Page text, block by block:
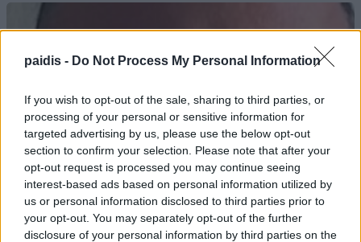
paidis - Do Not Process My Personal Information
If you wish to opt-out of the sale, sharing to third parties, or
processing of your personal or sensitive information for
targeted advertising by us, please use the below opt-out
section to confirm your selection. Please note that after your
opt-out request is processed you may continue seeing
interest-based ads based on personal information utilized by
us or personal information disclosed to third parties prior to
your opt-out. You may separately opt-out of the further
disclosure of your personal information by third parties on the